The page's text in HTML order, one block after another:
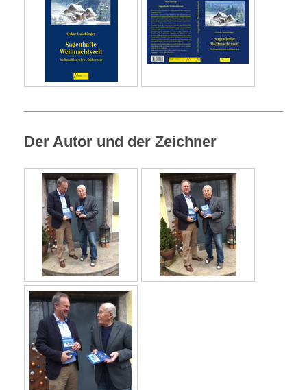
Der Autor und der Zeichner